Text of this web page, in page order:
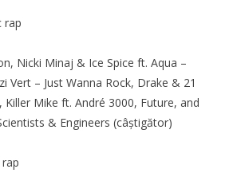
rap
Nicki Minaj & Ice Spice ft. Aqua –
Vert – Just Wanna Rock, Drake & 21
Killer Mike ft. André 3000, Future, and
& Engineers (câştigător)